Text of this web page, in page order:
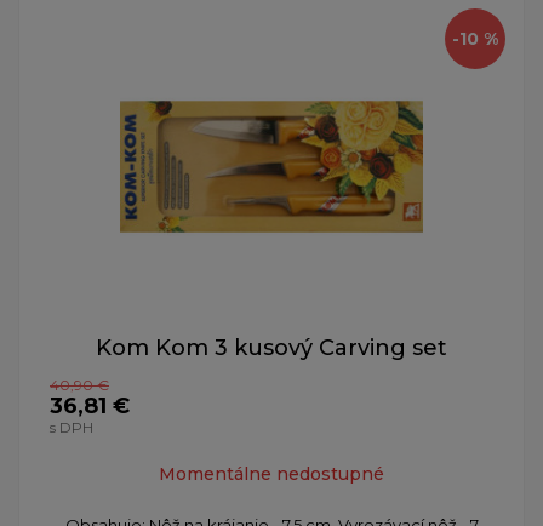
-10 %
Kom Kom 3 kusový Carving set
40,90 €
36,81 €
s DPH
Momentálne nedostupné